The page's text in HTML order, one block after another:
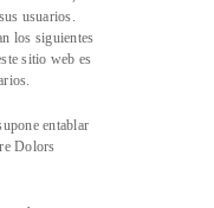
usuarios.
los siguientes
sitio web es
entablar
Dolors